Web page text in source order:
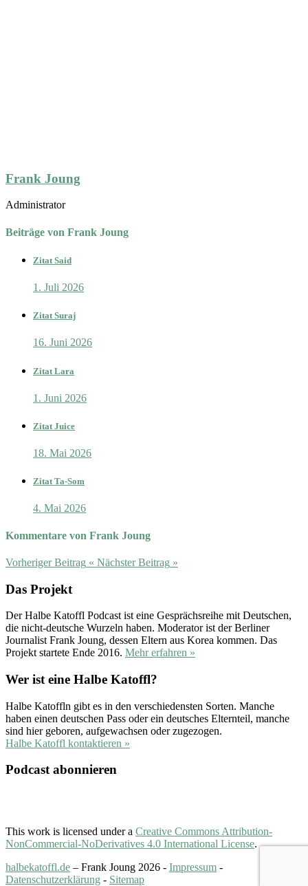
Frank Joung
Administrator
Beiträge von Frank Joung
Zitat Said
1. Juli 2026
Zitat Suraj
16. Juni 2026
Zitat Lara
1. Juni 2026
Zitat Juice
18. Mai 2026
Zitat Ta-Som
4. Mai 2026
Kommentare von Frank Joung
Vorheriger Beitrag « Nächster Beitrag »
Das Projekt
Der Halbe Katoffl Podcast ist eine Gesprächsreihe mit Deutschen,
die nicht-deutsche Wurzeln haben. Moderator ist der Berliner
Journalist Frank Joung, dessen Eltern aus Korea kommen. Das
Projekt startete Ende 2016. Mehr erfahren »
Wer ist eine Halbe Katoffl?
Halbe Katoffln gibt es in den verschiedensten Sorten. Manche
haben einen deutschen Pass oder ein deutsches Elternteil, manche
sind hier geboren, aufgewachsen oder zugezogen.
Halbe Katoffl kontaktieren »
Podcast abonnieren
This work is licensed under a Creative Commons Attribution-
NonCommercial-NoDerivatives 4.0 International License.
halbekatoffl.de – Frank Joung 2026 - Impressum -
Datenschutzerklärung - Sitemap